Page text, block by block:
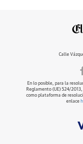
Calle
En lo posible, para la
Reglamento (UE) 524/
como plataforma de
enlace